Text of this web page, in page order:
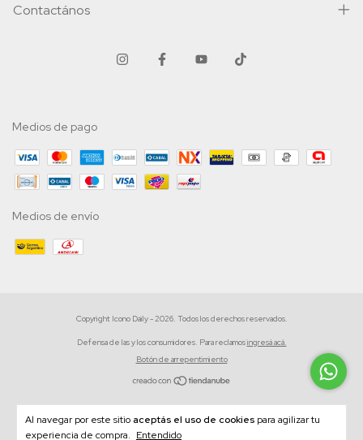
Al navegar por este sitio aceptás el uso de cookies para agilizar tu
experiencia de compra. Entendido
Contactános
Medios de pago
Medios de envío
Copyright Icono Daily - 2026. Todos los derechos reservados.
Defensa de las y los consumidores. Para reclamosingresá acá.
Botón de arrepentimiento